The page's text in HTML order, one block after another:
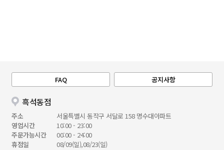
FAQ 공지사항
흑석동점
주소
서울특별시 동작구 서달로 158 명수대아파트
영업시간
10:00 - 23:00
주문가능시간
00:00 - 24:00
휴점일
08/09(일),08/23(일)